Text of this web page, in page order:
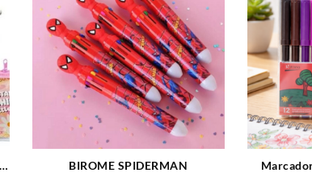
BIROME SPIDERMAN